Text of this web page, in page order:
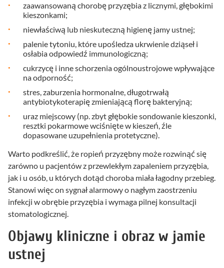
zaawansowaną chorobę przyzębia z licznymi, głębokimi
kieszonkami;
niewłaściwą lub nieskuteczną higienę jamy ustnej;
palenie tytoniu, które upośledza ukrwienie dziąseł i
osłabia odpowiedź immunologiczną;
cukrzycę i inne schorzenia ogólnoustrojowe wpływające
na odporność;
stres, zaburzenia hormonalne, długotrwałą
antybiotykoterapię zmieniającą florę bakteryjną;
uraz miejscowy (np. zbyt głębokie sondowanie kieszonki,
resztki pokarmowe wciśnięte w kieszeń, źle
dopasowane uzupełnienia protetyczne).
Warto podkreślić, że ropień przyzębny może rozwinąć się
zarówno u pacjentów z przewlekłym zapaleniem przyzębia,
jak i u osób, u których dotąd choroba miała łagodny przebieg.
Stanowi więc on sygnał alarmowy o nagłym zaostrzeniu
infekcji w obrębie przyzębia i wymaga pilnej konsultacji
stomatologicznej.
Objawy kliniczne i obraz w jamie
ustnej